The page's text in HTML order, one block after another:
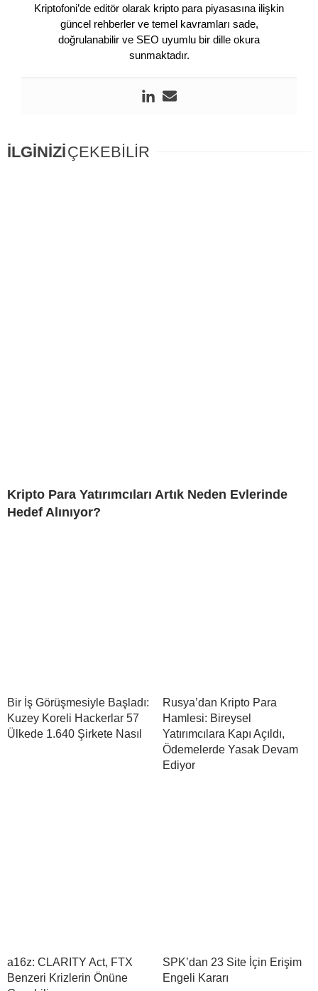
Kriptofoni’de editör olarak kripto para piyasasına ilişkin
güncel rehberler ve temel kavramları sade,
doğrulanabilir ve SEO uyumlu bir dille okura
sunmaktadır.
İLGİNİZİÇEKEBİLİR
Kripto Para Yatırımcıları Artık Neden Evlerinde
Hedef Alınıyor?
Bir İş Görüşmesiyle Başladı:
Kuzey Koreli Hackerlar 57
Ülkede 1.640 Şirkete Nasıl
Rusya’dan Kripto Para
Hamlesi: Bireysel
Yatırımcılara Kapı Açıldı,
Ödemelerde Yasak Devam
Ediyor
a16z: CLARITY Act, FTX
Benzeri Krizlerin Önüne
SPK’dan 23 Site İçin Erişim
Engeli Kararı